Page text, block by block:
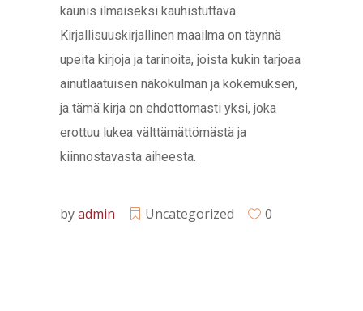
kaunis ilmaiseksi kauhistuttava.
Kirjallisuuskirjallinen maailma on täynnä
upeita kirjoja ja tarinoita, joista kukin tarjoaa
ainutlaatuisen näkökulman ja kokemuksen,
ja tämä kirja on ehdottomasti yksi, joka
erottuu lukea välttämättömästä ja
kiinnostavasta aiheesta.
byadmin Uncategorized 0